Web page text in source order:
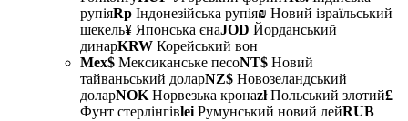
рупіяRp Індонезійська рупія₪ Новий ізраїльський
шекель¥ Японська єнаJOD Йорданський
динарKRW Корейський вон
Mex$ Мексиканське песоNT$ Новий
тайваньський доларNZ$ Новозеландський
доларNOK Норвезька кронаzłПольський злотий£
Фунт стерлінгівlei Румунський новий лейRUB